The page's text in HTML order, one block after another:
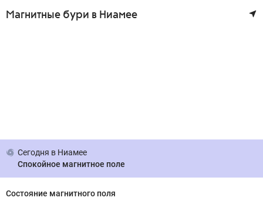
Магнитные бури в Ниамее
Сегодня в Ниамее
Спокойное магнитное поле
Состояние магнитного поля